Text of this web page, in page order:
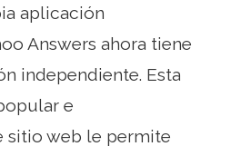
aplicación
Answers ahora tiene
independiente. Esta
e
sitio web le permite